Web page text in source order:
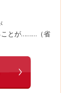
ことが………（省